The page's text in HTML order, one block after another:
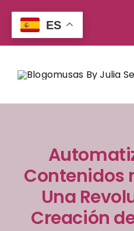
contenido
Buscar:
Contacto
Reserva tu cita
Contenidos
Una
Creación
ES